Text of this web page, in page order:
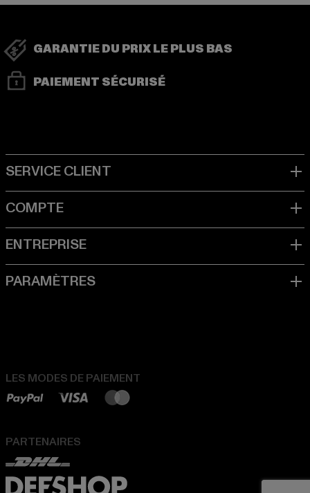
GARANTIE DU PRIX LE PLUS BAS
PAIEMENT SÉCURISÉ
LES MODES DE PAIEMENT
PARTENAIRES